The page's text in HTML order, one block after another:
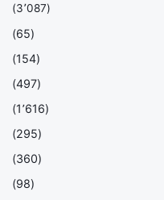
(3٬087)
(65)
(154)
(497)
(1٬616)
(295)
(360)
(98)